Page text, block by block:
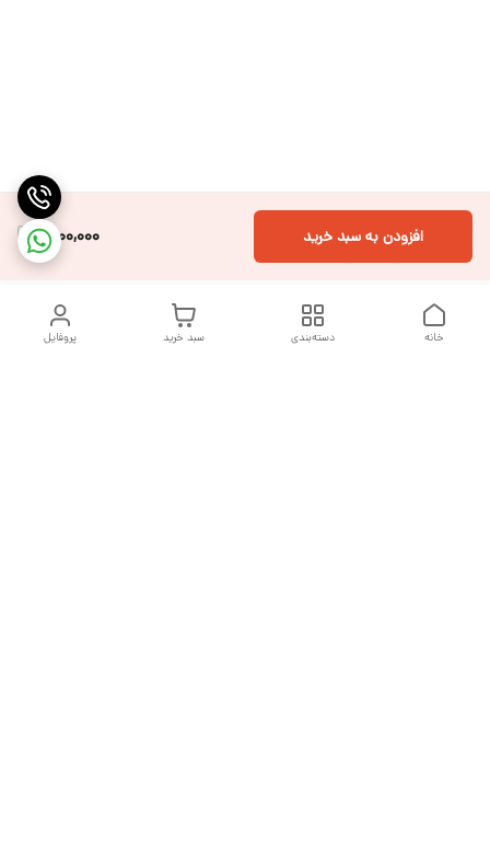
1,600,000 افزودن به سبد خرید
پروفایل سبد خرید دسته‌بندی خانه